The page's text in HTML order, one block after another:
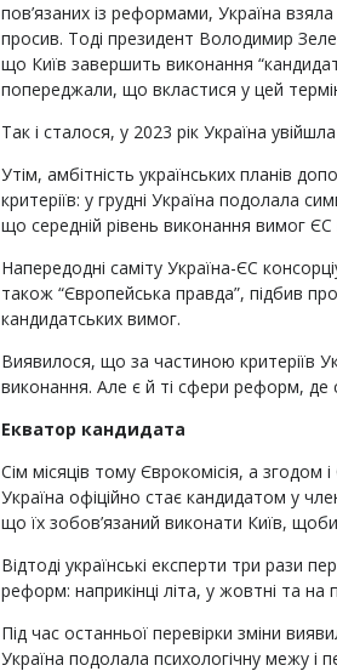
пов’язаних із реформами, Україна
просив. Тоді президент Володимир
що Київ завершить виконання
попереджали, що вкластися у цей
Так і сталося, у 2023 рік Україна
Утім, амбітність українських планів
критеріїв: у грудні Україна подолала
що середній рівень виконання вимог
Напередодні саміту Україна-ЄС
також “Європейська правда”, підбив
кандидатських вимог.
Виявилося, що за частиною критеріїв
виконання. Але є й ті сфери реформ, де
Екватор кандидата
Сім місяців тому Єврокомісія, а
Україна офіційно стає кандидатом у
що їх зобов’язаний виконати Київ,
Відтоді українські експерти три рази
реформ: наприкінці літа, у жовтні та на
Під час останньої перевірки зміни
Україна подолала психологічну межу і